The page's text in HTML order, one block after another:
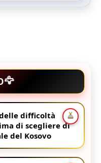
🦅
difficoltà
di scegliere di
del Kosovo